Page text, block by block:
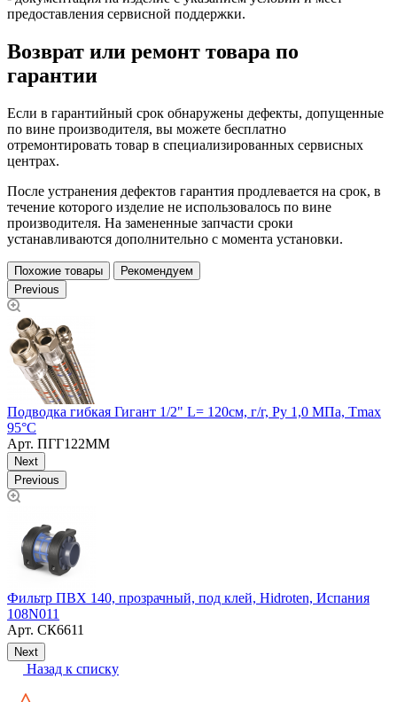
предоставления сервисной поддержки.
Возврат или ремонт товара по
гарантии
Если в гарантийный срок обнаружены дефекты, допущенные
по вине производителя, вы можете бесплатно
отремонтировать товар в специализированных сервисных
центрах.
После устранения дефектов гарантия продлевается на срок, в
течение которого изделие не использовалось по вине
производителя. На замененные запчасти сроки
устанавливаются дополнительно с момента установки.
Похожие товары
Рекомендуем
Previous
Подводка гибкая Гигант 1/2" L= 120см, г/г, Ру 1,0 МПа, Тmax
95°С
Арт. ПГГ122ММ
Next
Previous
Фильтр ПВХ 140, прозрачный, под клей, Hidroten, Испания
108N011
Арт. СК6611
Next
Назад к списку